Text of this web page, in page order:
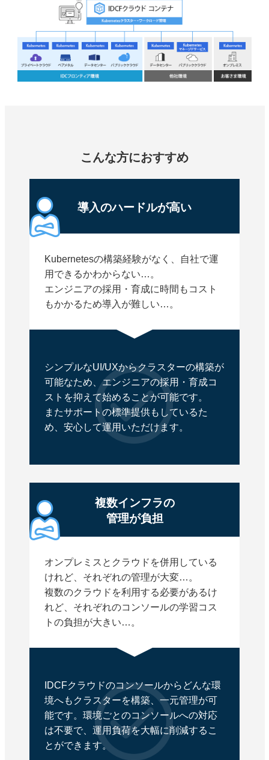
こんな方におすすめ
導入のハードルが高い
Kubernetesの構築経験がなく、自社で運
用できるかわからない…。
エンジニアの採用・育成に時間もコスト
もかかるため導入が難しい…。
シンプルなUI/UXからクラスターの構築が
可能なため、エンジニアの採用・育成コ
ストを抑えて始めることが可能です。
またサポートの標準提供もしているた
め、安心して運用いただけます。
複数インフラの
管理が負担
オンプレミスとクラウドを併用している
けれど、それぞれの管理が大変…。
複数のクラウドを利用する必要があるけ
れど、それぞれのコンソールの学習コス
トの負担が大きい…。
IDCFクラウドのコンソールからどんな環
境へもクラスターを構築、一元管理が可
能です。環境ごとのコンソールへの対応
は不要で、運用負荷を大幅に削減するこ
とができます。